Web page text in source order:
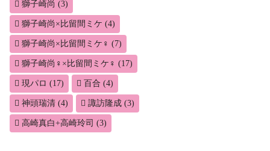
獅子崎尚 (3)
獅子崎尚×比留間ミケ (4)
獅子崎尚×比留間ミケ♀ (7)
獅子崎尚♀×比留間ミケ♀ (17)
現パロ (17) 百合 (4)
神頭瑞清 (4) 諏訪隆成 (3)
高崎真白+高崎玲司 (3)